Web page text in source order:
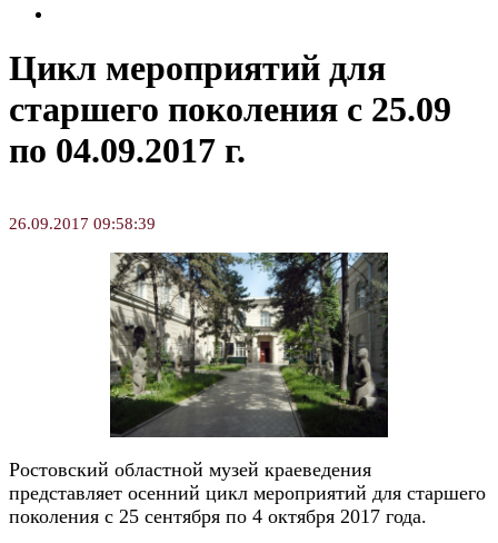
Цикл мероприятий для
старшего поколения с 25.09
по 04.09.2017 г.
26.09.2017 09:58:39
Ростовский областной музей краеведения
представляет осенний цикл мероприятий для старшего
поколения с 25 сентября по 4 октября 2017 года.